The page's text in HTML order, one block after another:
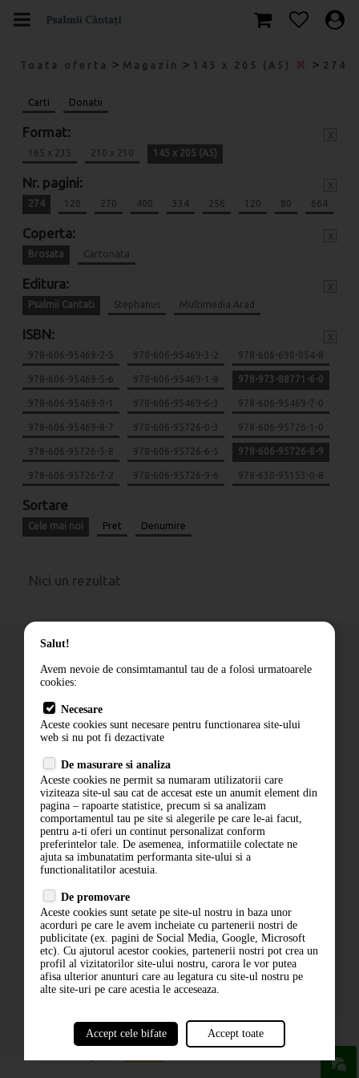
Toata oferta > Magazin > 145 x 205 (A5) > 274
Carti Donatii
Format:
165 x 235 210 x 210 145 x 205 (A5)
Nr. pagini:
274 120 270 400 334 256 120 80 664
Coperta:
Brosata Cartonata
Editura:
Psalmii Cantati Stephanus Multimedia Arad
ISBN:
978-606-95469-2-5 978-606-95469-3-2 978-606-698-054-8
978-606-95469-5-6 978-606-95469-1-8 978-973-88771-6-0
978-606-95469-0-1 978-606-95469-6-3 978-606-95469-7-0
978-606-95469-8-7 978-606-95726-0-3 978-606-95726-1-0
978-606-95726-5-8 978-606-95726-6-5 978-606-95726-8-9
978-606-95726-7-2 978-606-95726-9-6 978-630-95153-0-8
Sortare
Cele mai noi Pret Denumire
Nici un rezultat
Cum comand
Livrare
Contact
Politica de confidentialitate
ANPC
ABONARE LA NEWSLETTER
ABONARE
Salut!
Avem nevoie de consimtamantul tau de a folosi urmatoarele
cookies:
Necesare
Aceste cookies sunt necesare pentru functionarea site-ului
web si nu pot fi dezactivate
De masurare si analiza
Aceste cookies ne permit sa numaram utilizatorii care
viziteaza site-ul sau cat de accesat este un anumit element din
pagina – rapoarte statistice, precum si sa analizam
comportamentul tau pe site si alegerile pe care le-ai facut,
pentru a-ti oferi un continut personalizat conform
preferintelor tale. De asemenea, informatiile colectate ne
ajuta sa imbunatatim performanta site-ului si a
functionalitatilor acestuia.
De promovare
Aceste cookies sunt setate pe site-ul nostru in baza unor
acorduri pe care le avem incheiate cu partenerii nostri de
publicitate (ex. pagini de Social Media, Google, Microsoft
etc). Cu ajutorul acestor cookies, partenerii nostri pot crea un
profil al vizitatorilor site-ului nostru, carora le vor putea
afisa ulterior anunturi care au legatura cu site-ul nostru pe
alte site-uri pe care acestia le acceseaza.
Accept cele bifate Accept toate